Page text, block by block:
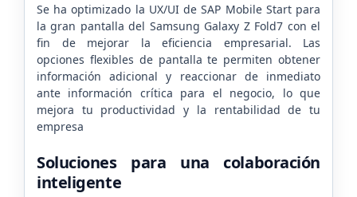
Se ha optimizado la UX/UI de SAP Mobile Start para
la gran pantalla del Samsung Galaxy Z Fold7 con el
fin de mejorar la eficiencia empresarial. Las
opciones flexibles de pantalla te permiten obtener
información adicional y reaccionar de inmediato
ante información crítica para el negocio, lo que
mejora tu productividad y la rentabilidad de tu
empresa
Soluciones para una colaboración
inteligente